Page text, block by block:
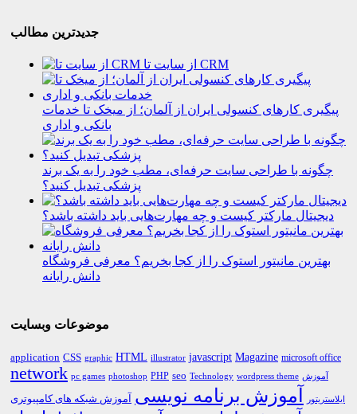
جدیدترین مطالب
از سایت تا CRM
پیگیری کارهای کنسولی ایران از آلمان؛ از میخک تا خدمات
بانکی و اداری
چگونه با طراحی سایت حرفه‌ای، مطب خود را به یک برند
پزشکی تبدیل کنید؟
دیجیتال مارکتر کیست و چه مهارت‌هایی باید داشته باشد؟
بهترین مانیتور استوک را از کجا بخریم؟ معرفی فروشگاه
دانش رایانه
موضوعات وبسایت
application CSS graphic HTML illustrator javascript Magazine microsoft office
network pc games photoshop PHP seo Technology wordpress theme آموزش
ایلاستریتور آموزش برنامه نویسی آموزش شبکه های کامپیوتری